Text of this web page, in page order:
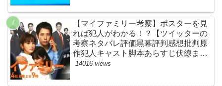
【マイファミリー考察】ポスターを見
れば犯人がわかる！？【ツイッターの
考察ネタバレ評価黒幕評判感想批判原
作犯人キャスト脚本あらすじ伏線まと
め】
14016 views